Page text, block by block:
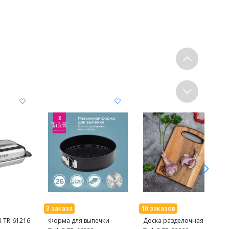
TR-61216
Форма для выпечки
Доска разделочная